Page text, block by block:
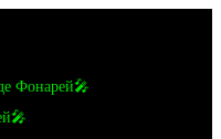
Фонарей🎤